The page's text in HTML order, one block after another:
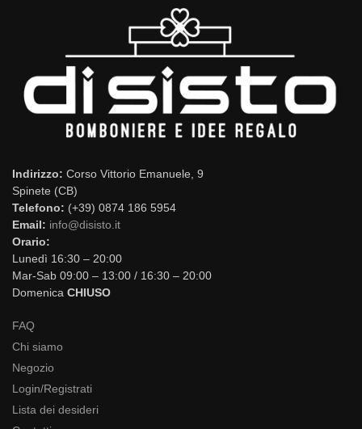
Indirizzo: Corso Vittorio Emanuele, 9
Spinete (CB)
Telefono: (+39) 0874 186 5954
Email: info@disisto.it
Orario:
Lunedì 16:30 – 20:00
Mar-Sab 09:00 – 13:00 / 16:30 – 20:00
Domenica CHIUSO
FAQ
Chi siamo
Negozio
Login/Registrati
Lista dei desideri